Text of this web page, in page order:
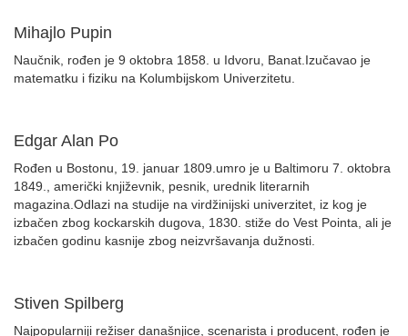
Mihajlo Pupin
Naučnik, rođen je 9 oktobra 1858. u Idvoru, Banat.Izučavao je
matematku i fiziku na Kolumbijskom Univerzitetu.
Edgar Alan Po
Rođen u Bostonu, 19. januar 1809.umro je u Baltimoru 7. oktobra
1849., američki književnik, pesnik, urednik literarnih
magazina.Odlazi na studije na virdžinijski univerzitet, iz kog je
izbačen zbog kockarskih dugova, 1830. stiže do Vest Pointa, ali je
izbačen godinu kasnije zbog neizvršavanja dužnosti.
Stiven Spilberg
Najpopularniji režiser današnjice, scenarista i producent, rođen je